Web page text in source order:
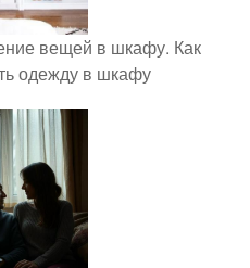
вещей в шкафу. Как
одежду в шкафу